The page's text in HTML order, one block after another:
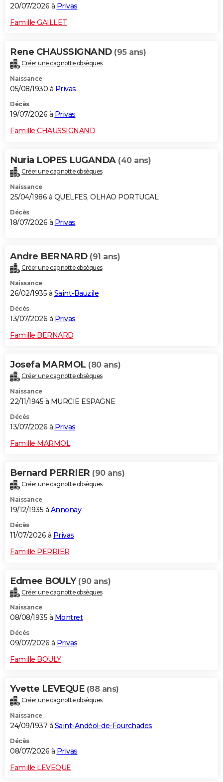
20/07/2026 à Privas
Famille GAILLET
Rene CHAUSSIGNAND (95 ans)
Créer une cagnotte obsèques
Naissance
05/08/1930 à Privas
Décès
19/07/2026 à Privas
Famille CHAUSSIGNAND
Nuria LOPES LUGANDA (40 ans)
Créer une cagnotte obsèques
Naissance
25/04/1986 à QUELFES, OLHAO PORTUGAL
Décès
18/07/2026 à Privas
Andre BERNARD (91 ans)
Créer une cagnotte obsèques
Naissance
26/02/1935 à Saint-Bauzile
Décès
13/07/2026 à Privas
Famille BERNARD
Josefa MARMOL (80 ans)
Créer une cagnotte obsèques
Naissance
22/11/1945 à MURCIE ESPAGNE
Décès
13/07/2026 à Privas
Famille MARMOL
Bernard PERRIER (90 ans)
Créer une cagnotte obsèques
Naissance
19/12/1935 à Annonay
Décès
11/07/2026 à Privas
Famille PERRIER
Edmee BOULY (90 ans)
Créer une cagnotte obsèques
Naissance
08/08/1935 à Montret
Décès
09/07/2026 à Privas
Famille BOULY
Yvette LEVEQUE (88 ans)
Créer une cagnotte obsèques
Naissance
24/09/1937 à Saint-Andéol-de-Fourchades
Décès
08/07/2026 à Privas
Famille LEVEQUE